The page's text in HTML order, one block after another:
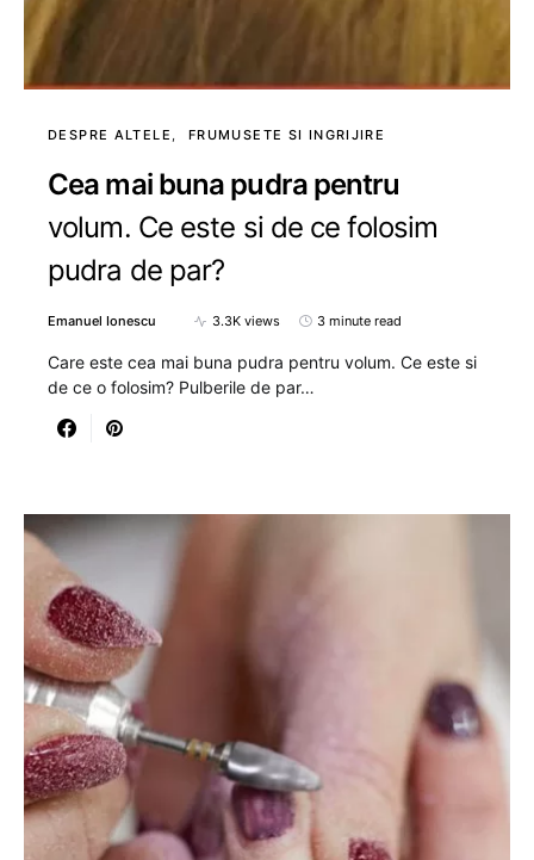
DESPRE ALTELE FRUMUSETE SI INGRIJIRE
Cea mai buna pudra pentru
volum. Ce este si de ce folosim
pudra de par?
Emanuel Ionescu 3.3K views 3 minute read
Care este cea mai buna pudra pentru volum. Ce este si
de ce o folosim? Pulberile de par…